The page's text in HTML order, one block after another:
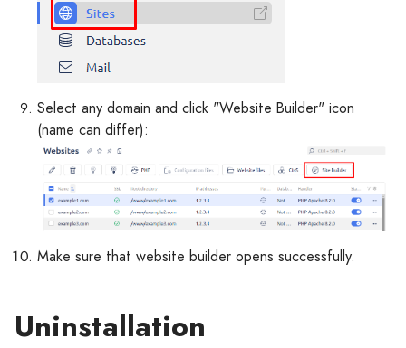
Select any domain and click "Website Builder" icon
(name can differ):
Make sure that website builder opens successfully.
Uninstallation